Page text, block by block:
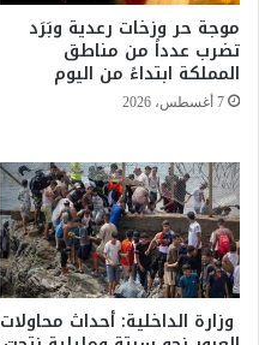
ي
ة
ق
ي
ب
ع
د
د
م
ن
م
ن
ر
م
ن
ع
ن
1
0
4
ع
موجة حر وزخات رعدية وبَرَد
تضرب عدداً من مناطق
المملكة ابتداءً من اليوم
7 أغسطس، 2026
وزارة الداخلية: أحداث محاولات